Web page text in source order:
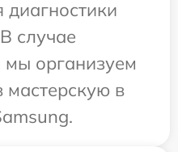
случае
организуем
мастерскую в